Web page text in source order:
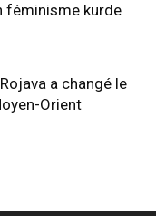
féminisme kurde
a changé le
Orient